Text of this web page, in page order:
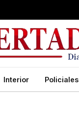
Interior Policiales